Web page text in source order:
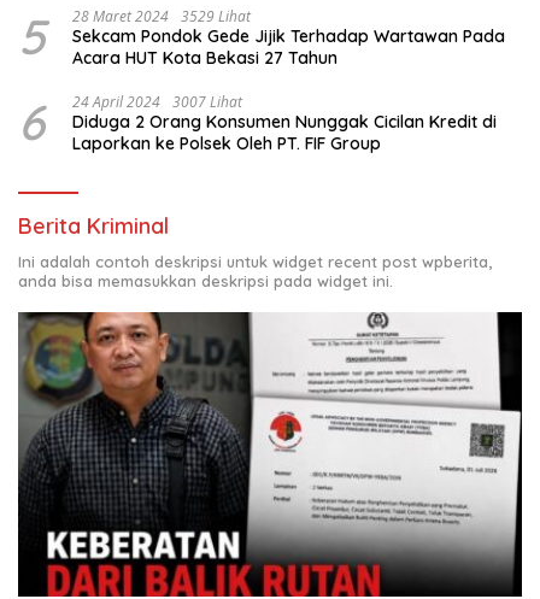
Meriah Kabupaten Aceh Singkil
5 28 Maret 2024 3529 Lihat
Sekcam Pondok Gede Jijik Terhadap Wartawan Pada
Acara HUT Kota Bekasi 27 Tahun
6 24 April 2024 3007 Lihat
Diduga 2 Orang Konsumen Nunggak Cicilan Kredit di
Laporkan ke Polsek Oleh PT. FIF Group
Berita Kriminal
Ini adalah contoh deskripsi untuk widget recent post wpberita,
anda bisa memasukkan deskripsi pada widget ini.